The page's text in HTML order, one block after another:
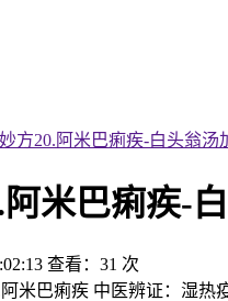
方20.阿米巴痢疾-白头翁汤
米巴痢疾-
查看：31 次
米巴痢疾 中医辨证：湿热